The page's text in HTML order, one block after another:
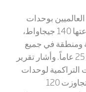
بوحدات
الطاقة الشمسية التي تتخطى استطاعتها 140 جيجاواط،
في أكثر من 150 دولة ومنطقة في جميع
أنحاء العالم طوال مسيرة حافلة تمتد 25 عاماً. وأشار تقرير
لوحدات
210 ملم في قطاع الطاقة الشمسية تجاوزت 120